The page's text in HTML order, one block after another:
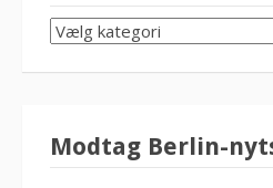
SØG
KATEGORI
Modtag Berlin-